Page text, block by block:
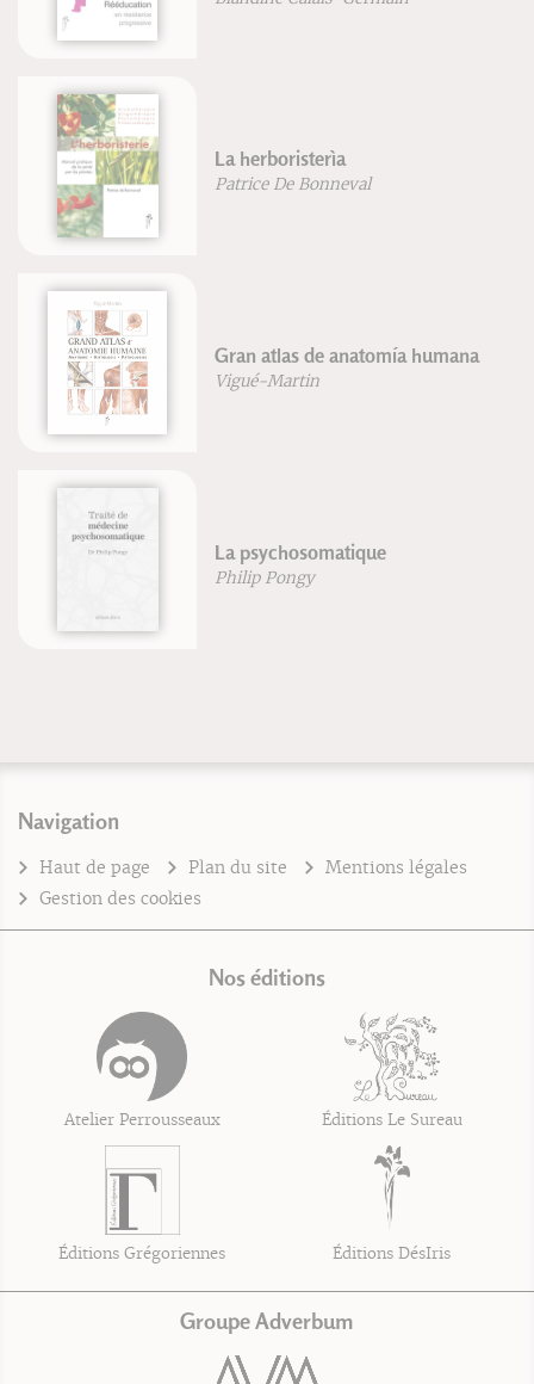
édition
Blandine Calais-Germain
moxibustión
Dr. G. Guillaume
Guide de la foulée avec prise
d'appui avant-pied
Frédéric Brigaud
Navigation
Haut de page Plan du site
Mentions légales
Gestion des cookies
Nos éditions
Atelier Perrousseaux Éditions Le Sureau
Éditions Grégoriennes Éditions DésIris
Groupe Adverbum